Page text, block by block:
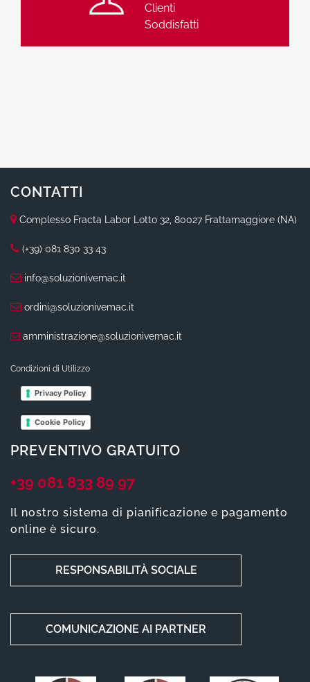
Clienti
Soddisfatti
CONTATTI
Complesso Fracta Labor Lotto 32, 80027 Frattamaggiore (NA)
(+39) 081 830 33 43
info@soluzionivemac.it
ordini@soluzionivemac.it
amministrazione@soluzionivemac.it
Condizioni di Utilizzo
Privacy Policy
Cookie Policy
PREVENTIVO GRATUITO
+39 081 833 89 97
Il nostro sistema di pianificazione e pagamento
online è sicuro.
RESPONSABILITÀ SOCIALE
COMUNICAZIONE AI PARTNER